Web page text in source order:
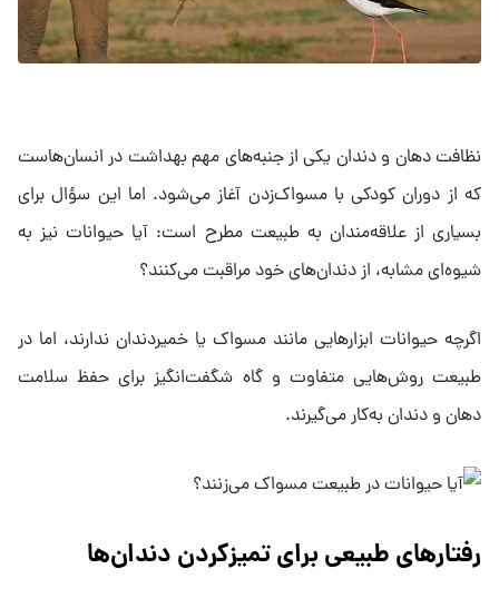
نظافت دهان و دندان یکی از جنبه‌های مهم بهداشت در انسان‌هاست
که از دوران کودکی با مسواک‌زدن آغاز می‌شود. اما این سؤال برای
بسیاری از علاقه‌مندان به طبیعت مطرح است: آیا حیوانات نیز به
شیوه‌ای مشابه، از دندان‌های خود مراقبت می‌کنند؟
اگرچه حیوانات ابزار‌هایی مانند مسواک یا خمیردندان ندارند، اما در
طبیعت روش‌هایی متفاوت و گاه شگفت‌انگیز برای حفظ سلامت
دهان و دندان به‌کار می‌گیرند.
رفتار‌های طبیعی برای تمیزکردن دندان‌ها